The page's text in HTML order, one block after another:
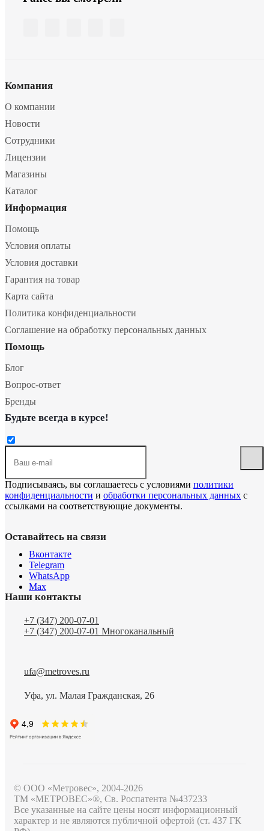
Компания
О компании
Новости
Сотрудники
Лицензии
Магазины
Каталог
Информация
Помощь
Условия оплаты
Условия доставки
Гарантия на товар
Карта сайта
Политика конфиденциальности
Соглашение на обработку персональных данных
Помощь
Блог
Вопрос-ответ
Бренды
Будьте всегда в курсе!
Подписываясь, вы соглашаетесь с условиями политики
конфиденциальности и обработки персональных данных с
ссылками на соответствующие документы.
Оставайтесь на связи
Вконтакте
Telegram
WhatsApp
Max
Наши контакты
+7 (347) 200-07-01
+7 (347) 200-07-01 Многоканальный
ufa@metroves.ru
Уфа, ул. Малая Гражданская, 26
© ООО «Метровес», 2004-2026
ТМ «МЕТРОВЕС»®, Св. Роспатента №4​3​7​2​3​3
Все указанные на сайте цены носят информационный
характер и не являются публичной офертой (ст. 437 ГК